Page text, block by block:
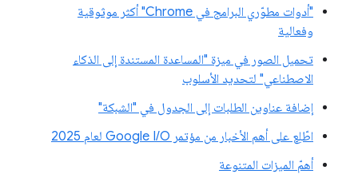
"أدوات مطوّري البرامج في Chrome" أكثر موثوقية
وفعالية
تحميل الصور في ميزة "المساعدة المستندة إلى الذكاء
الاصطناعي" لتحديد الأسلوب
إضافة عناوين الطلبات إلى الجدول في "الشبكة"
اطّلِع على أهم الأخبار من مؤتمر Google I/O لعام 2025
أهمّ الميزات المتنوعة